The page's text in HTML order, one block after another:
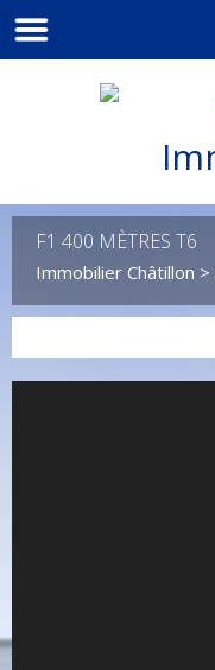
F1 400 MÈTRES T6
Immobilier Châtillon >